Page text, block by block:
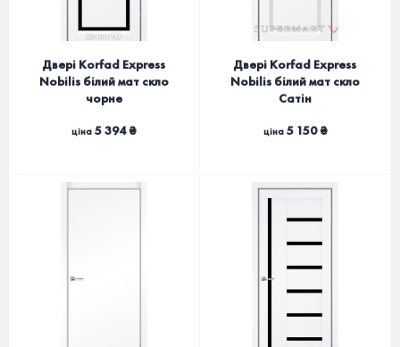
Двері Korfad Express
Nobilis білий мат скло
чорне
ціна 5 394 ₴
Двері Korfad Express
Nobilis білий мат скло
Сатін
ціна5 150 ₴